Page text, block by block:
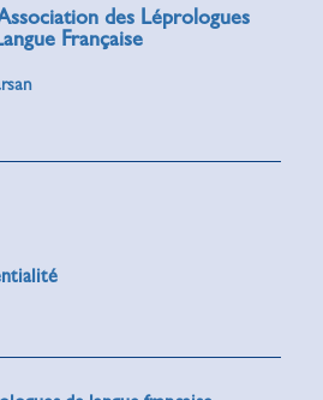
des Léprologues
Française